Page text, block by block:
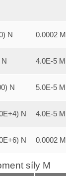
N 0.0002
4.0E-5
N 5.0E-5
N 4.0E-5
N 0.0002
síly M